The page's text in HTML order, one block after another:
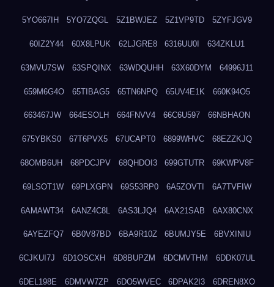
5YO667IH 5YO7ZQGL 5Z1BWJEZ 5Z1VP9TD 5ZYFJGV9
60IZ2Y44 60X8LPUK 62LJGRE8 6316UU0I 634ZKLU1
63MVU7SW 63SPQINX 63WDQUHH 63X60DYM 64996J11
659M6G4O 65TIBAG5 65TN6NPQ 65UV4E1K 660K94O5
663467JW 664ESOLH 664FNVV4 66C6U597 66NBHAON
675YBKS0 67T6PVX5 67UCAPT0 6899WHVC 68EZZKJQ
68OMB6UH 68PDCJPV 68QHDOI3 699GTUTR 69KWPV8F
69LSOT1W 69PLXGPN 69S53RP0 6A5ZOVTI 6A7TVFIW
6AMAWT34 6ANZ4C8L 6AS3LJQ4 6AX21SAB 6AX80CNX
6AYEZFQ7 6B0V87BD 6BA9R10Z 6BUMJY5E 6BVXINIU
6CJKUI7J 6D1OSCXH 6D8BUPZM 6DCMVTHM 6DDK07UL
6DEL198E 6DMVW7ZP 6DO5WVEC 6DPAK2I3 6DREN8XO